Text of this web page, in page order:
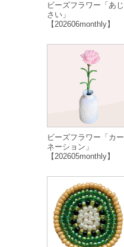
ビーズフラワー「あじ
さい」
【202606monthly】
ビーズフラワー「カー
ネーション」
【202605monthly】